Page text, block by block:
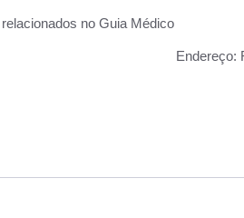
no Guia Médico
(55004164-2). Endereço: